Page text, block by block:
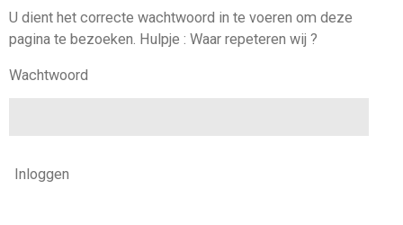
U dient het correcte wachtwoord in te voeren om deze
pagina te bezoeken. Hulpje : Waar repeteren wij ?
Wachtwoord
Inloggen